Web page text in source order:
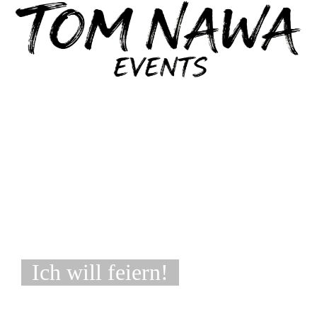
Ich will feiern!